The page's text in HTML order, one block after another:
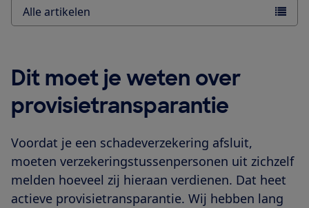
Dit moet je weten over
provisietransparantie
Voordat je een schadeverzekering afsluit,
moeten verzekeringstussenpersonen uit zichzelf
melden hoeveel zij hieraan verdienen. Dat heet
actieve provisietransparantie. Wij hebben lang
Alle artikelen